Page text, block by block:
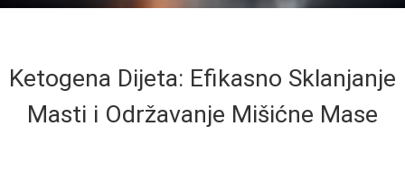
Ketogena Dijeta: Efikasno Sklanjanje
Masti i Održavanje Mišićne Mase